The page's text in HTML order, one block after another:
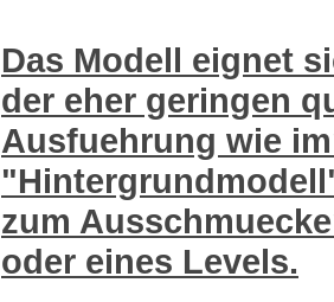
Das Modell eignet
der eher geringen
Ausfuehrung wie
zum
oder eines Levels.